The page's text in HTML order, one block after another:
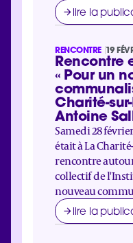
lire la
RENCONTRE 19
Rencontre
« Pour un
Charité-
Antoine
Samedi 28
était à La
rencontre
collectif de
nouveau
lire la